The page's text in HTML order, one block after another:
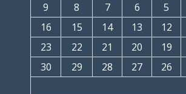
5
6
7
8
9
12
13
14
15
16
19
20
21
22
23
26
27
28
29
30